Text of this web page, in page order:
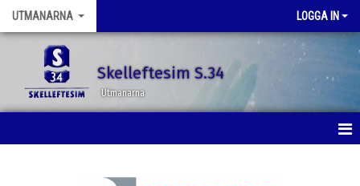
UTMANARNA LOGGA IN
Skelleftesim S.34
Utmanarna